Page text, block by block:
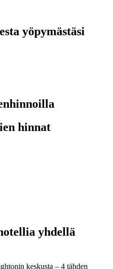
yöpymästäsi
hinnat
yhdellä
keskusta – 4 tähden